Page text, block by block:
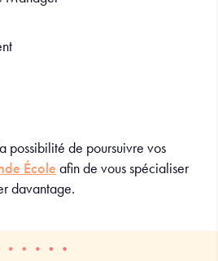
possibilité de poursuivre vos
École afin de vous spécialiser
davantage.